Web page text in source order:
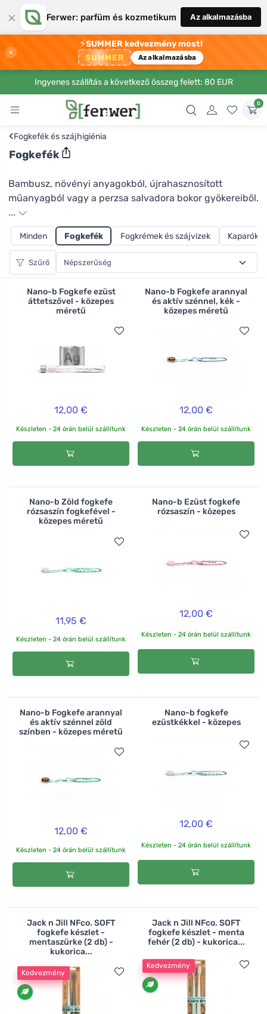
× Ferwer: parfüm és kozmetikum Az alkalmazásba
×
⚡SUMMER kedvezmény most!
SUMMER Az alkalmazásba
Ingyenes szállítás a következő összeg felett: 80 EUR
0
‹Fogkefék és szájhigiénia
Fogkefék
Bambusz, növényi anyagokból, újrahasznosított
műanyagból vagy a perzsa salvadora bokor gyökereiből.
A Ferwer kínálatában mindenki számára van valami,
csak azt kell eldöntenie, hogy melyik környezetbarát és
fenntartható anyagot részesíti előnyben. A Preserve
márka keféit újrahasznosított joghurtos poharakból
készíti, a Hydrophil kefék bambuszfából készülnek
pedig cukornádból és fából készült szálakból. A felnőtt
fogkefék mellett gyermek- és fogközti fogkeféket is
...
Minden Fogkefék Fogkrémek és szájvizek Kaparók
Szűrő
Nano-b Fogkefe ezüst
áttetszővel - közepes
méretű
12,00 €
Készleten - 24 órán belül szállítunk
Nano-b Fogkefe arannyal
és aktív szénnel, kék -
közepes méretű
12,00 €
Készleten - 24 órán belül szállítunk
Nano-b Zöld fogkefe
rózsaszín fogkefével -
közepes méretű
11,95 €
Készleten - 24 órán belül szállítunk
Nano-b Ezüst fogkefe
rózsaszín - közepes
12,00 €
Készleten - 24 órán belül szállítunk
Nano-b Fogkefe arannyal
és aktív szénnel zöld
színben - közepes méretű
12,00 €
Készleten - 24 órán belül szállítunk
Nano-b fogkefe
ezüstkékkel - közepes
12,00 €
Készleten - 24 órán belül szállítunk
Jack n Jill NFco. SOFT
fogkefe készlet -
mentaszürke (2 db) -
kukorica...
Kedvezmény
Jack n Jill NFco. SOFT
fogkefe készlet - menta
fehér (2 db) - kukorica...
Kedvezmény